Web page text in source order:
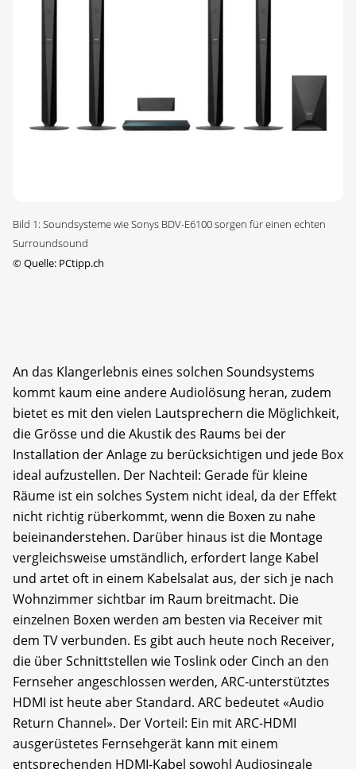
Bild 1: Soundsysteme wie Sonys BDV-E6100 sorgen für einen echten
Surroundsound
©Quelle: PCtipp.ch
An das Klangerlebnis eines solchen Soundsystems
kommt kaum eine andere Audiolösung heran, zudem
bietet es mit den vielen Lautsprechern die Möglichkeit,
die Grösse und die Akustik des Raums bei der
Installation der Anlage zu berücksichtigen und jede Box
ideal aufzustellen. Der Nachteil: Gerade für kleine
Räume ist ein solches System nicht ideal, da der Effekt
nicht richtig rüberkommt, wenn die Boxen zu nahe
beieinanderstehen. Darüber hinaus ist die Montage
vergleichsweise umständlich, erfordert lange Kabel
und artet oft in einem Kabelsalat aus, der sich je nach
Wohnzimmer sichtbar im Raum breitmacht. Die
einzelnen Boxen werden am besten via Receiver mit
dem TV verbunden. Es gibt auch heute noch Receiver,
die über Schnittstellen wie Toslink oder Cinch an den
Fernseher angeschlossen werden, ARC-unterstütztes
HDMI ist heute aber Standard. ARC bedeutet «Audio
Return Channel». Der Vorteil: Ein mit ARC-HDMI
ausgerüstetes Fernsehgerät kann mit einem
entsprechenden HDMI-Kabel sowohl Audiosingale